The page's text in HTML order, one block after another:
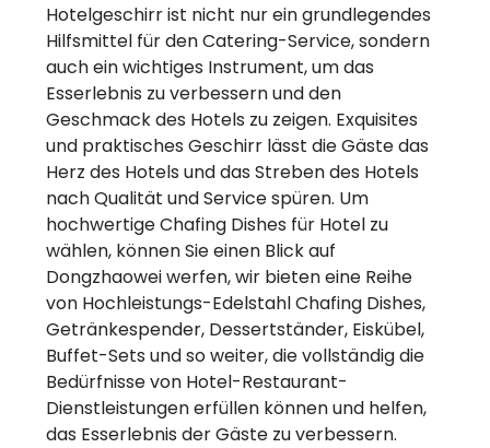
Hotelgeschirr ist nicht nur ein grundlegendes
Hilfsmittel für den Catering-Service, sondern
auch ein wichtiges Instrument, um das
Esserlebnis zu verbessern und den
Geschmack des Hotels zu zeigen. Exquisites
und praktisches Geschirr lässt die Gäste das
Herz des Hotels und das Streben des Hotels
nach Qualität und Service spüren. Um
hochwertige Chafing Dishes für Hotel zu
wählen, können Sie einen Blick auf
Dongzhaowei werfen, wir bieten eine Reihe
von Hochleistungs-Edelstahl Chafing Dishes,
Getränkespender, Dessertständer, Eiskübel,
Buffet-Sets und so weiter, die vollständig die
Bedürfnisse von Hotel-Restaurant-
Dienstleistungen erfüllen können und helfen,
das Esserlebnis der Gäste zu verbessern.